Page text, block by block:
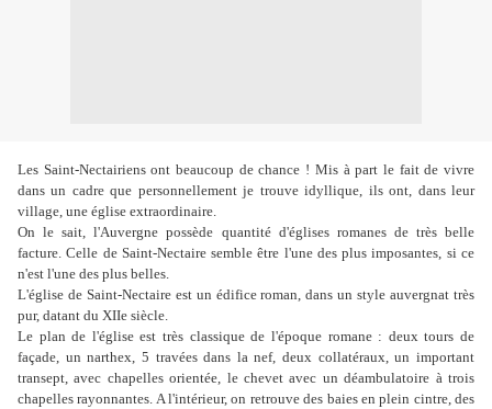
Les Saint-Nectairiens ont beaucoup de chance ! Mis à part le fait de vivre
dans un cadre que personnellement je trouve idyllique, ils ont, dans leur
village, une église extraordinaire.
On le sait, l'Auvergne possède quantité d'églises romanes de très belle
facture. Celle de Saint-Nectaire semble être l'une des plus imposantes, si ce
n'est l'une des plus belles.
L'église de Saint-Nectaire est un édifice roman, dans un style auvergnat très
pur, datant du XIIe siècle.
Le plan de l'église est très classique de l'époque romane : deux tours de
façade, un narthex, 5 travées dans la nef, deux collatéraux, un important
transept, avec chapelles orientée, le chevet avec un déambulatoire à trois
chapelles rayonnantes. A l'intérieur, on retrouve des baies en plein cintre, des